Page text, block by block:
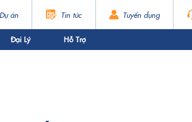
Dự án Tin tức Tuyển dụng
Đại Lý Hỗ Trợ